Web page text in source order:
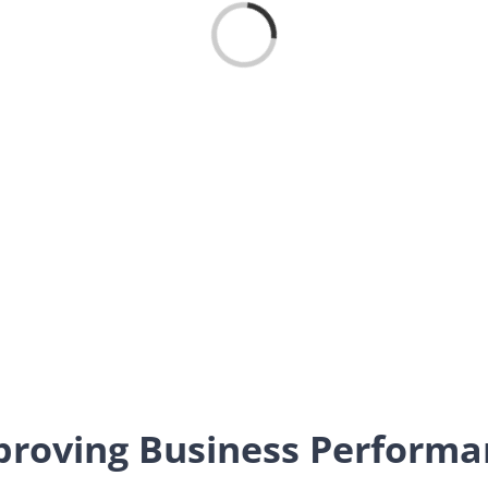
Loading...
Business